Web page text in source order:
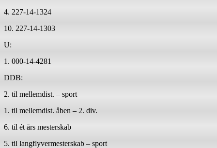
4. 227-14-1324
10. 227-14-1303
U:
1. 000-14-4281
DDB:
2. til mellemdist. – sport
1. til mellemdist. åben – 2. div.
6. til ét års mesterskab
5. til langflyvermesterskab – sport